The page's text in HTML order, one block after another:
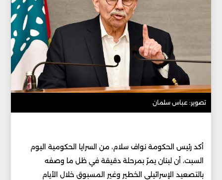
تصوير: عباس سلمان
أكد رئيس الحكومة نواف سلام، من السرايا الحكومية اليوم
السبت، أن لبنان يمرّ بمرحلة دقيقة في ظل ما وصفه
بالتصعيد الإسرائيلي الخطير وغير المسبوق خلال الأيام